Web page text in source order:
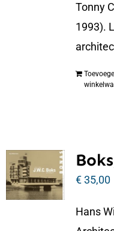
Tonny
1993).
€35,00
Hans